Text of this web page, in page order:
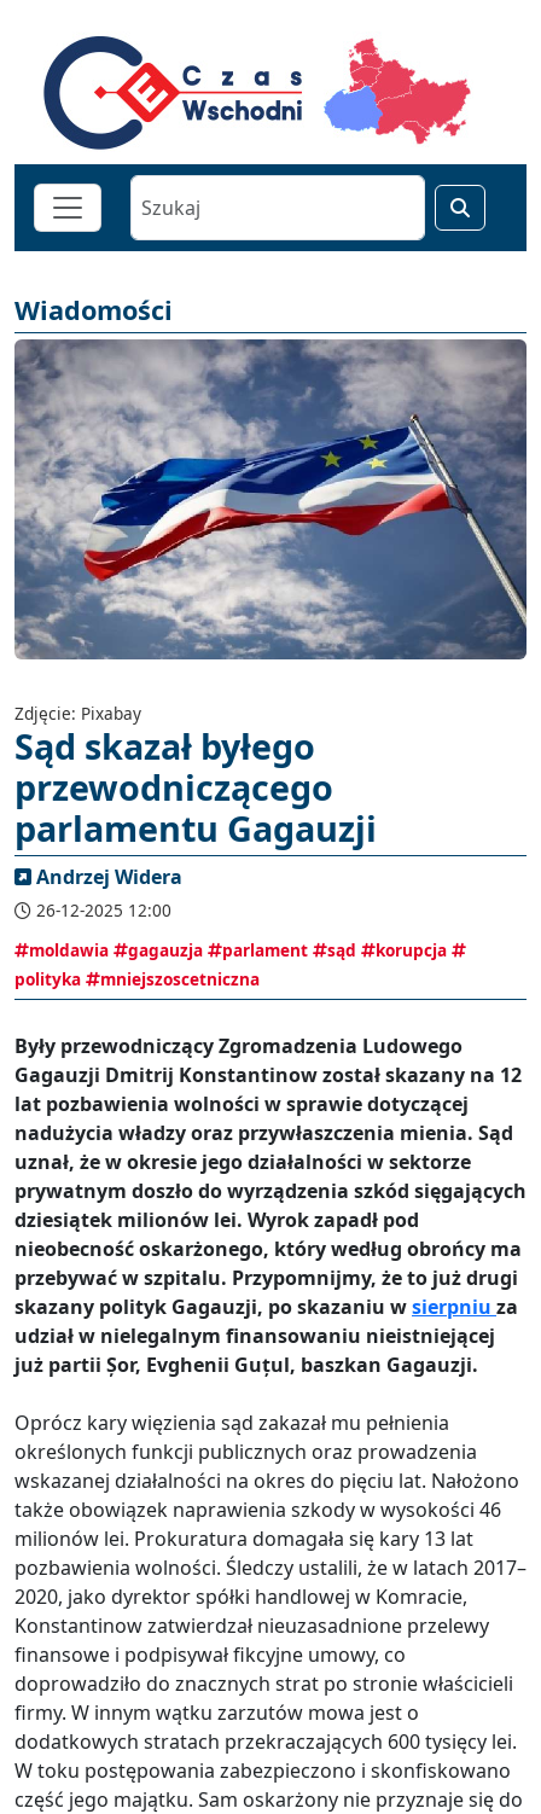
Wiadomości
Zdjęcie: Pixabay
Sąd skazał byłego
przewodniczącego
parlamentu Gagauzji
Andrzej Widera
26-12-2025 12:00
moldawia
gagauzja parlament sąd
korupcja
polityka
mniejszoscetniczna
Były przewodniczący Zgromadzenia Ludowego
Gagauzji Dmitrij Konstantinow został skazany na 12
lat pozbawienia wolności w sprawie dotyczącej
nadużycia władzy oraz przywłaszczenia mienia. Sąd
uznał, że w okresie jego działalności w sektorze
prywatnym doszło do wyrządzenia szkód sięgających
dziesiątek milionów lei. Wyrok zapadł pod
nieobecność oskarżonego, który według obrońcy ma
przebywać w szpitalu. Przypomnijmy, że to już drugi
skazany polityk Gagauzji, po skazaniu wsierpniu za
udział w nielegalnym finansowaniu nieistniejącej
już partii Șor, Evghenii Guțul, baszkan Gagauzji.
Oprócz kary więzienia sąd zakazał mu pełnienia
określonych funkcji publicznych oraz prowadzenia
wskazanej działalności na okres do pięciu lat. Nałożono
także obowiązek naprawienia szkody w wysokości 46
milionów lei. Prokuratura domagała się kary 13 lat
pozbawienia wolności. Śledczy ustalili, że w latach 2017–
2020, jako dyrektor spółki handlowej w Komracie,
Konstantinow zatwierdzał nieuzasadnione przelewy
finansowe i podpisywał fikcyjne umowy, co
doprowadziło do znacznych strat po stronie właścicieli
firmy. W innym wątku zarzutów mowa jest o
dodatkowych stratach przekraczających 600 tysięcy lei.
W toku postępowania zabezpieczono i skonfiskowano
część jego majątku. Sam oskarżony nie przyznaje się do